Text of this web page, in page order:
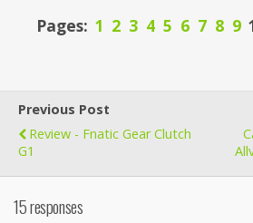
Pages: 1 2 3 4 5 6 7 8 9
Previous Post
Review - Fnatic Gear Clutch
G1
15 responses